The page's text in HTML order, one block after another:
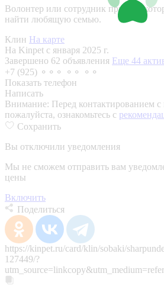
Волонтер или сотрудник приюта,
найти любящую семью.
Клин На карте
На Kinpet c января 2025 г.
Завершено 62 объявления Еще 44
+7 (925) ⚬⚬⚬ ⚬⚬ ⚬⚬
Показать телефон
Написать
Внимание: Перед контактированием
пожалуйста, ознакомьтесь с
Сохранить
Вы отключили уведомления
Мы не сможем отправить вам
цены
Включить
Поделиться
https://kinpet.ru/card/klin/sobaki/
127449/?